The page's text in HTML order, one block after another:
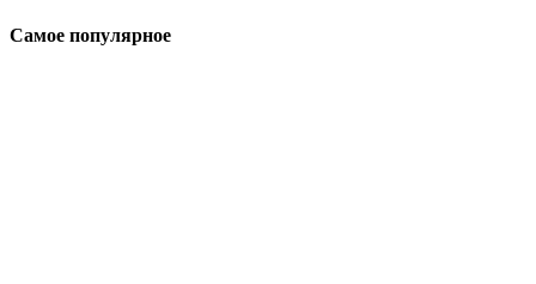
Самое популярное